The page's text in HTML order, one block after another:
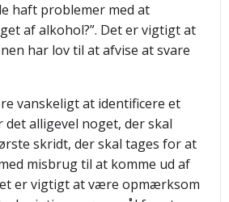
haft problemer med at
af alkohol?”. Det er vigtigt at
har lov til at afvise at svare
vanskeligt at identificere et
alligevel noget, der skal
skridt, der skal tages for at
misbrug til at komme ud af
er vigtigt at være opmærksom